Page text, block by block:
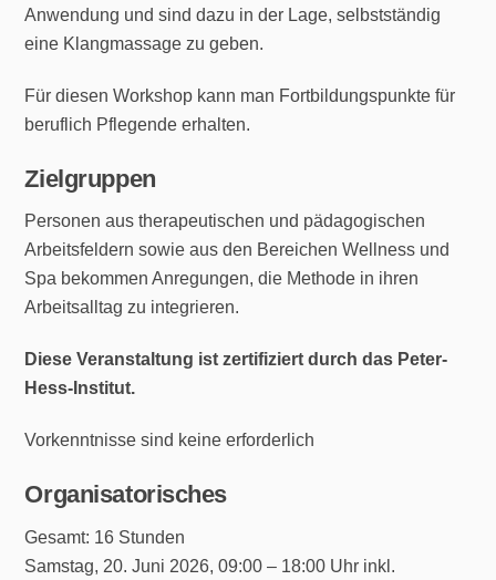
Anwendung und sind dazu in der Lage, selbstständig
eine Klangmassage zu geben.
Für diesen Workshop kann man Fort­bil­dungs­punkte für
beruf­lich Pfle­gende erhalten.
Zielgruppen
Personen aus therapeutischen und pädagogischen
Arbeitsfeldern sowie aus den Bereichen Wellness und
Spa bekommen Anregungen, die Methode in ihren
Arbeitsalltag zu integrieren.
Diese Veranstaltung ist zertifiziert durch das Peter-
Hess-Institut.
Vorkenntnisse sind keine erforderlich
Organisatorisches
Gesamt: 16 Stunden
Samstag, 20. Juni 2026, 09:00 – 18:00 Uhr inkl.